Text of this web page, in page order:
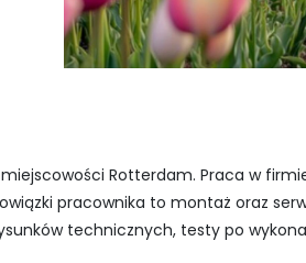
miejscowości Rotterdam. Praca w
pracownika to montaż oraz
technicznych, testy po